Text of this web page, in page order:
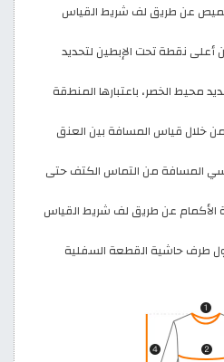
عن طريق لف شريط القياس
نقطة تحت الإبطين لتحديد
محيط الخصر، باعتبارها المنطقة
قياس المسافة بين العنق
المسافة من التماس الكتف حتى
عن طريق لف شريط القياس
طرف حاشية القطعة السفلية